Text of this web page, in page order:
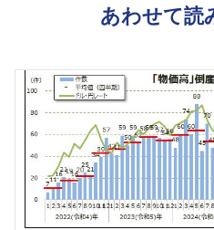
あわせて読